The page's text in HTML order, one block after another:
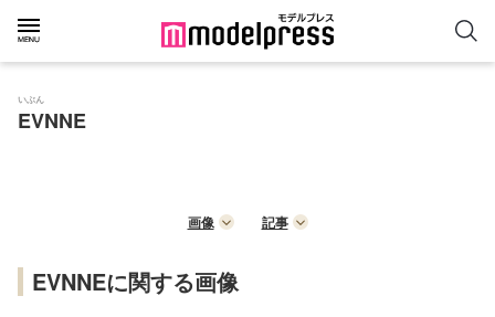
いぶん
EVNNE
画像 記事
EVNNEに関する画像